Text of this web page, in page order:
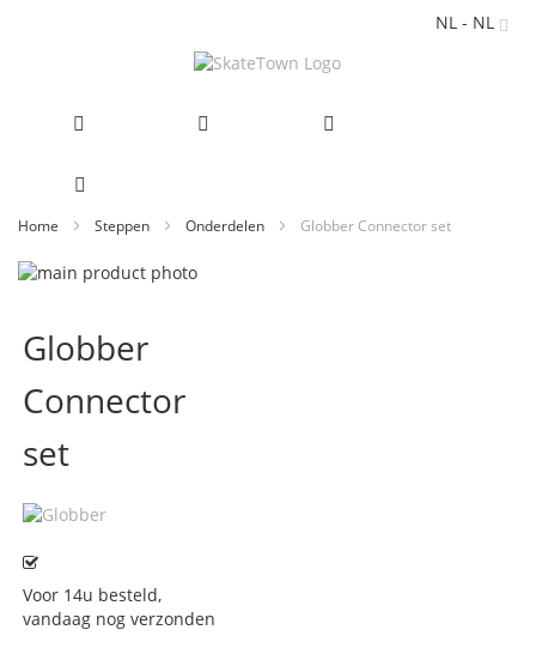
NL - NL
Ga
de
Home Steppen Onderdelen Globber Connector set
Ga
einde
van
de
afbeeldingen-
gallerij
het
begin
van
de
afbeeldingen-
gallerij
Globber
Connector
set
Voor 14u besteld,
vandaag nog verzonden